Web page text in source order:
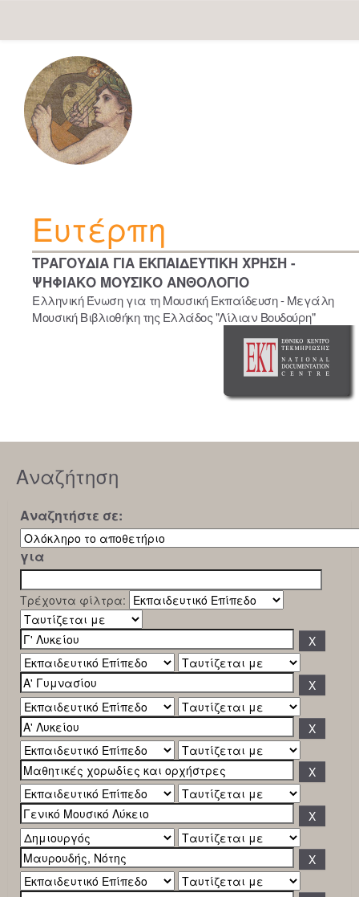
navigation
Ευτέρπη
ΤΡΑΓΟΥΔΙΑ ΓΙΑ ΕΚΠΑΙΔΕΥΤΙΚΗ ΧΡΗΣΗ -
ΨΗΦΙΑΚΟ ΜΟΥΣΙΚΟ ΑΝΘΟΛΟΓΙΟ
Ελληνική Ένωση για τη Μουσική Εκπαίδευση - Μεγάλη
Μουσική Βιβλιοθήκη της Ελλάδος "Λίλιαν Βουδούρη"
Αναζήτηση
Αναζητήστε σε:
για
Τρέχοντα φίλτρα: